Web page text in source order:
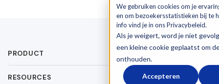
We gebruiken cookies om je
en om bezoekersstatistieken bij te
info vind je in ons Privacybeleid.
Als je weigert, word je niet
een kleine cookie geplaatst om
onthouden.
Accepteren
PRODUCT
RESOURCES